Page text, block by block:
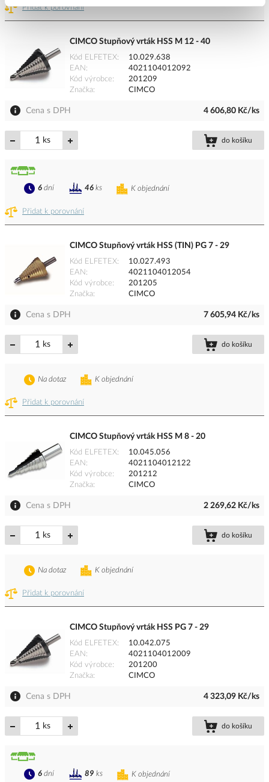
Přidat k porovnání
CIMCO Stupňový vrták HSS M 12 - 40
Kód ELFETEX
10.029.638
EAN
4021104012092
Kód výrobce
201209
Značka
CIMCO
Cena s DPH 4 606,80 Kč/ks
ks do košíku
Přidat k porovnání
K objednání
6 dní 46 ks
CIMCO Stupňový vrták HSS (TIN) PG 7 - 29
Kód ELFETEX
10.027.493
EAN
4021104012054
Kód výrobce
201205
Značka
CIMCO
Cena s DPH 7 605,94 Kč/ks
ks do košíku
Přidat k porovnání
K objednání
Na dotaz
CIMCO Stupňový vrták HSS M 8 - 20
Kód ELFETEX
10.045.056
EAN
4021104012122
Kód výrobce
201212
Značka
CIMCO
Cena s DPH 2 269,62 Kč/ks
ks do košíku
Přidat k porovnání
K objednání
Na dotaz
CIMCO Stupňový vrták HSS PG 7 - 29
Kód ELFETEX
10.042.075
EAN
4021104012009
Kód výrobce
201200
Značka
CIMCO
Cena s DPH 4 323,09 Kč/ks
ks do košíku
K objednání
6 dní 89 ks